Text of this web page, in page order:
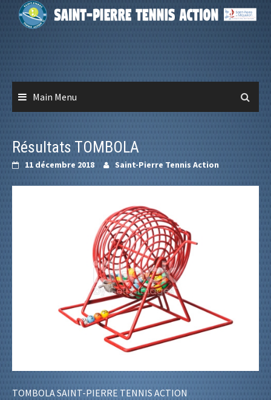
Main Menu
Résultats TOMBOLA
11 décembre 2018 Saint-Pierre Tennis Action
TOMBOLA SAINT-PIERRE TENNIS ACTION